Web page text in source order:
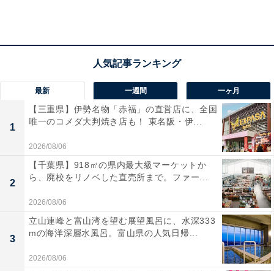
第1位：オーダーケーキ／センイルケーキ（ドルチ
ェマリリッサ）
韓国語で“誕生日ケーキ”の「センイルケーキ」は、ケー
キにメッセージを書くシンプルなデザインがSNS上でも
大人気。表参道のオーダーケーキ店「ドルチェマリリッ
サ」をはじめ、カラフルな世界で1つだけのケーキが作
最新 一週間 一ヶ月
1
【三重県】伊勢名物「赤福」の直営店に、全国
唯一のコメダ大判焼き店も！ 東名阪・伊...
2026/08/06
2
【千葉県】918㎡の県内最大級マーケットか
ら、廃校をリノベした直売所まで。ファー...
2026/08/06
3
立山連峰と富山湾を望む展望風呂に、水深333
mの海洋深層水風呂。富山県の人気日帰...
2026/08/06